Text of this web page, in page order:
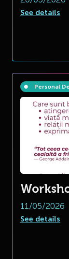
See details
Personal
11/05/2026
See details